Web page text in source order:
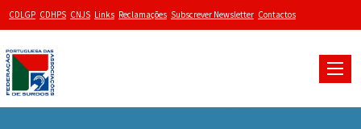
CDLGP CDHPS CNJS Links Reclamações Subscrever Newsletter Contactos
Toggle